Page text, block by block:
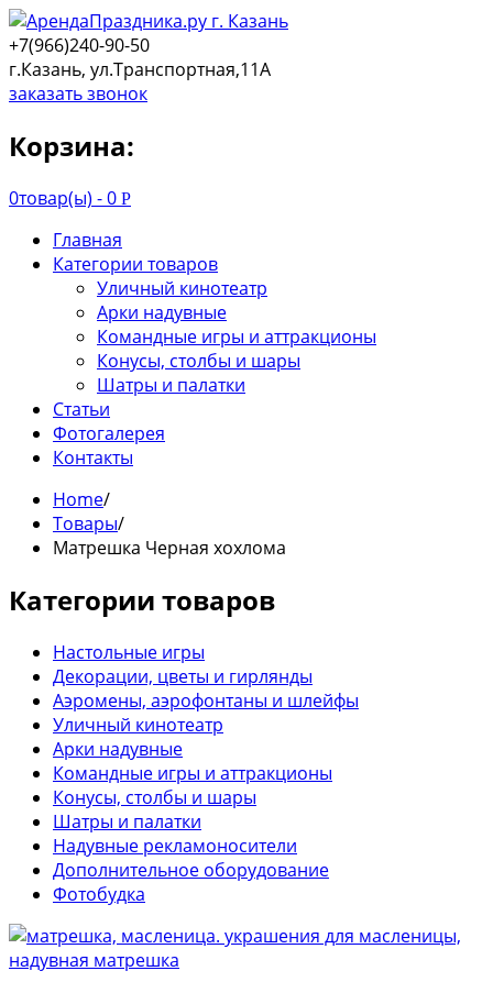
+7(966)240-90-50
г.Казань, ул.Транспортная,11А
заказать звонок
Корзина:
0товар(ы) -0 Р
Главная
Категории товаров
Уличный кинотеатр
Арки надувные
Командные игры и аттракционы
Конусы, столбы и шары
Шатры и палатки
Статьи
Фотогалерея
Контакты
Home/
Товары/
Матрешка Черная хохлома
Категории товаров
Настольные игры
Декорации, цветы и гирлянды
Аэромены, аэрофонтаны и шлейфы
Уличный кинотеатр
Арки надувные
Командные игры и аттракционы
Конусы, столбы и шары
Шатры и палатки
Надувные рекламоносители
Дополнительное оборудование
Фотобудка